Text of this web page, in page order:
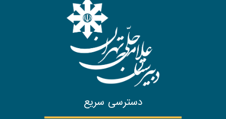
دسترسی سریع